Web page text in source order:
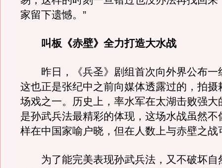
家留下遗憾。”
叫板《赤壁》全力打造大水战
昨日，《兵圣》剧组首次向外界公布一
这也正是张纪中之前向媒体透露过的，拍摄
场戏之一。历史上，率水军在太湖击败强大
是孙武兵法最精彩的体现，这场水战虽然不
样在中国家喻户晓，但在人数上与赤壁之战
为了能完美表现孙武兵法，又不破坏自